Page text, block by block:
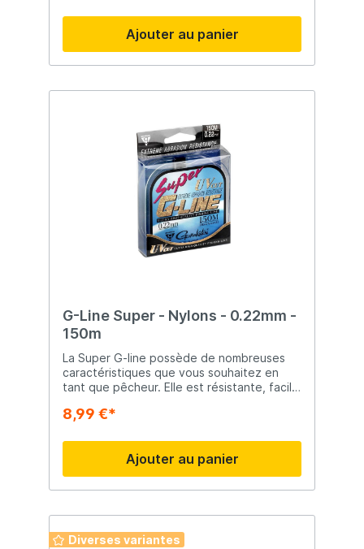
Ajouter au panier
G-Line Super - Nylons - 0.22mm -
150m
La Super G-line possède de nombreuses
caractéristiques que vous souhaitez en
tant que pêcheur. Elle est résistante, facile
une place dans l'équipement de chaque
8,99 €*
Ajouter au panier
Diverses variantes